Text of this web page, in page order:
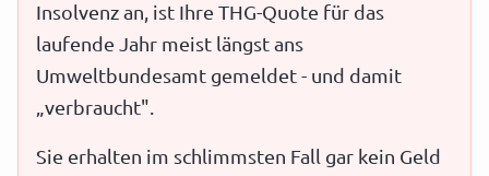
Insolvenz an, ist Ihre THG-Quote für das
laufende Jahr meist längst ans
Umweltbundesamt gemeldet - und damit
„verbraucht".
Sie erhalten im schlimmsten Fall gar kein Geld